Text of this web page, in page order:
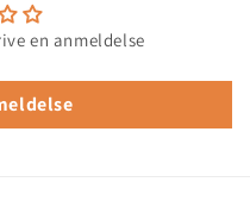
en anmeldelse